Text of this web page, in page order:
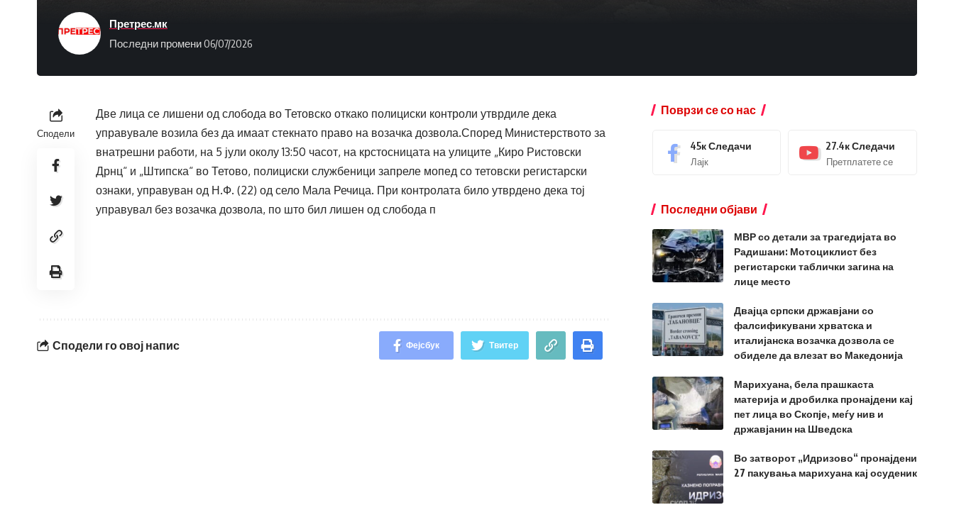
Последни промени 06/07/2026
Претрес.мк
Сподели
Две лица се лишени од слобода во Тетовско откако полициски контроли утврдиле дека
управувале возила без да имаат стекнато право на возачка дозвола.Според Министерството за
внатрешни работи, на 5 јули околу 13:50 часот, на крстосницата на улиците „Киро Ристовски
Дрнц“ и „Штипска“ во Тетово, полициски службеници запреле мопед со тетовски регистарски
ознаки, управуван од Н.Ф. (22) од село Мала Речица. При контролата било утврдено дека тој
управувал без возачка дозвола, по што бил лишен од слобода п
Сподели го овој напис Фејсбук Твитер
Поврзи се со нас
45кСледачи
Лајк
27.4кСледачи
Претплатете се
Последни објави
МВР со детали за трагедијата во
Радишани: Мотоциклист без
регистарски таблички загина на
лице место
Двајца српски државјани со
фалсификувани хрватска и
италијанска возачка дозвола се
обиделе да влезат во Македонија
Марихуана, бела прашкаста
материја и дробилка пронајдени кај
пет лица во Скопје, меѓу нив и
државјанин на Шведска
Во затворот „Идризово“ пронајдени
27 пакувања марихуана кај осуденик